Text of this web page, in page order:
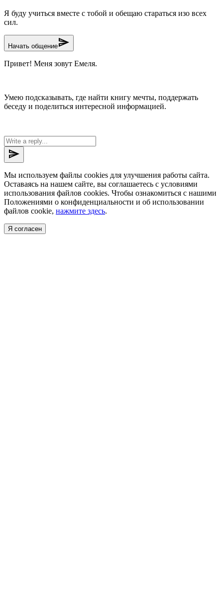
Я буду учиться вместе с тобой и обещаю стараться изо всех
сил.
Начать общениеsend
Привет! Меня зовут Емеля.
Умею подсказывать, где найти книгу мечты, поддержать
беседу и поделиться интересной информацией.
send
Мы используем файлы cookies для улучшения работы сайта.
Оставаясь на нашем сайте, вы соглашаетесь с условиями
использования файлов cookies. Чтобы ознакомиться с нашими
Положениями о конфиденциальности и об использовании
файлов cookie, нажмите здесь.
Я согласен